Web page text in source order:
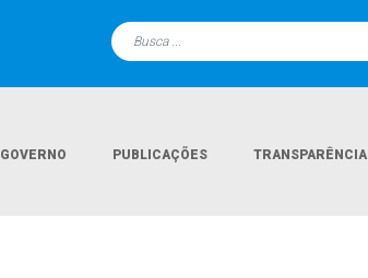
GOVERNO PUBLICAÇÕES TRANSPARÊNCIA